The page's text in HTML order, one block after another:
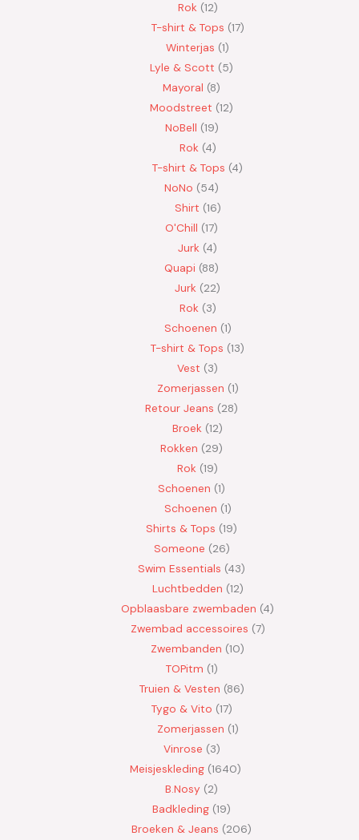
Rok 12
T-shirt & Tops 17
Winterjas 1
Lyle & Scott
5
Mayoral 8
Moodstreet 12
NoBell 19
Rok 4
T-shirt & Tops 4
NoNo
54
Shirt 16
O'Chill 17
Jurk 4
Quapi 88
Jurk 22
Rok 3
Schoenen 1
T-shirt & Tops 13
Vest
3
Zomerjassen 1
Retour Jeans
28
Broek 12
Rokken
29
Rok 19
Schoenen 1
Schoenen 1
Shirts & Tops 19
Someone 26
Swim Essentials 43
Luchtbedden 12
Opblaasbare zwembaden 4
Zwembad accessoires 7
Zwembanden 10
TOPitm 1
Truien & Vesten 86
Tygo & Vito 17
Zomerjassen 1
Vinrose 3
Meisjeskleding 1640
B.Nosy
2
Badkleding 19
Broeken & Jeans
206